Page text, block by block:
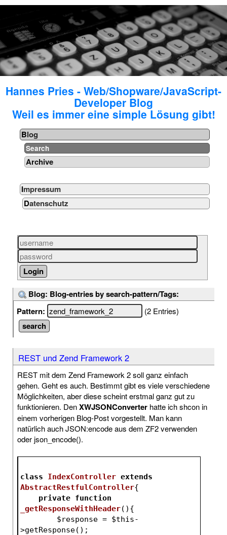
Hannes Pries - Web/Shopware/JavaScript-
Developer Blog
Weil es immer eine simple Lösung gibt!
Blog
Search
Archive
Impressum
Datenschutz
Blog: Blog-entries by search-pattern/Tags:
Pattern:
(2 Entries)
REST und Zend Framework 2
REST mit dem Zend Framework 2 soll ganz einfach
gehen. Geht es auch. Bestimmt gibt es viele verschiedene
Möglichkeiten, aber diese scheint erstmal ganz gut zu
funktionieren. DenXWJSONConverter hatte ich shcon in
einem vorherigen Blog-Post vorgestellt. Man kann
natürlich auch JSON:encode aus dem ZF2 verwenden
oder json_encode().
class IndexController extends
AbstractRestfulController{
private function
_getResponseWithHeader() {
$response = $this-
>getResponse();